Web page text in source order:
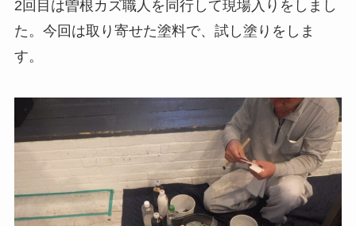
2回目は曽根カズ職人を同行して現場入りをしまし
た。今回は取り寄せた塗料で、試し塗りをしま
す。